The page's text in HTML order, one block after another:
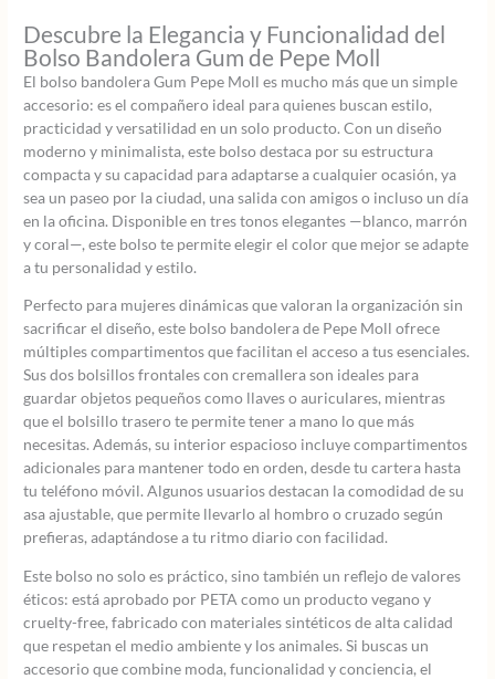
Descubre la Elegancia y Funcionalidad del
Bolso Bandolera Gum de Pepe Moll
El bolso bandolera Gum Pepe Moll es mucho más que un simple
accesorio: es el compañero ideal para quienes buscan estilo,
practicidad y versatilidad en un solo producto. Con un diseño
moderno y minimalista, este bolso destaca por su estructura
compacta y su capacidad para adaptarse a cualquier ocasión, ya
sea un paseo por la ciudad, una salida con amigos o incluso un día
en la oficina. Disponible en tres tonos elegantes —blanco, marrón
y coral—, este bolso te permite elegir el color que mejor se adapte
a tu personalidad y estilo.
Perfecto para mujeres dinámicas que valoran la organización sin
sacrificar el diseño, este bolso bandolera de Pepe Moll ofrece
múltiples compartimentos que facilitan el acceso a tus esenciales.
Sus dos bolsillos frontales con cremallera son ideales para
guardar objetos pequeños como llaves o auriculares, mientras
que el bolsillo trasero te permite tener a mano lo que más
necesitas. Además, su interior espacioso incluye compartimentos
adicionales para mantener todo en orden, desde tu cartera hasta
tu teléfono móvil. Algunos usuarios destacan la comodidad de su
asa ajustable, que permite llevarlo al hombro o cruzado según
prefieras, adaptándose a tu ritmo diario con facilidad.
Este bolso no solo es práctico, sino también un reflejo de valores
éticos: está aprobado por PETA como un producto vegano y
cruelty-free, fabricado con materiales sintéticos de alta calidad
que respetan el medio ambiente y los animales. Si buscas un
accesorio que combine moda, funcionalidad y conciencia, el